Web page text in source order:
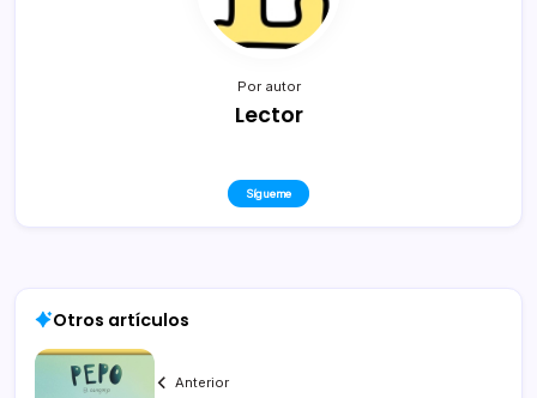
Por autor
Lector
Sígueme
Otros artículos
Anterior